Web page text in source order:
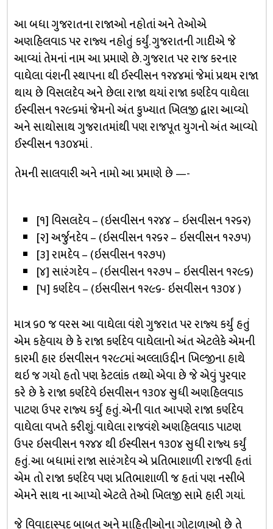
આ બધા ગુજરાતના રાજાઓ નહોતાં અને તેઓએ
અણહિલવાડ પર રાજ્ય નહોતું કર્યું. ગુજરાતની ગાદીએ જે
આવ્યાં તેમનાં નામ આ પ્રમાણે છે. ગુજરાત પર રાજ કરનાર
વાઘેલા વંશની સ્થાપના થી ઈસ્વીસન ૧૨૪૪માં જેમાં પ્રથમ રાજા
થાય છે વિસલદેવ અને છેલા રાજા થયાં રાજા કર્ણદેવ વાઘેલા
ઈસ્વીસન ૧૨૯૬માં જેમનો અંત કુખ્યાત ખિલજી દ્વારા આવ્યો
અને સાથોસાથ ગુજરાતમાંથી પણ રાજપૂત યુગનો અંત આવ્યો
ઈસ્વીસન ૧૩૦૪માં .
તેમની સાલવારી અને નામો આ પ્રમાણે છે —-
[૧] વિસલદેવ – (ઇસવીસન ૧૨૪૪ – ઇસવીસન ૧૨૬૨)
[૨] અર્જુનદેવ – (ઇસવીસન ૧૨૬૨ – ઇસવીસન ૧૨૭૫)
[૩] રામદેવ – (ઇસવીસન ૧૨૭૫)
[૪] સારંગદેવ – (ઇસવીસન ૧૨૭૫ – ઇસવીસન ૧૨૯૬)
[૫] કર્ણદેવ – (ઇસવીસન ૧૨૯૬- ઇસવીસન ૧૩૦૪ )
માત્ર ૬૦ જ વરસ આ વાઘેલા વંશે ગુજરાત પર રાજ્ય કર્યું હતું
એમ કહેવાય છે કે રાજા કર્ણદેવ વાઘેલાનો અંત એટલેકે એમની
કારમી હાર ઇસવીસન ૧૨૯૮માં અલ્લાઉદ્દીન ખિલ્જીના હાથે
થઇ જ ગયો હતો પણ કેટલાંક તથ્યો એવા છે જે એવું પુરવાર
કરે છે કે રાજા કર્ણદેવે ઇસવીસન ૧૩૦૪ સુધી અણહિલવાડ
પાટણ ઉપર રાજ્ય કર્યું હતું. એની વાત આપણે રાજા કર્ણદેવ
વાઘેલા વખતે કરીશું. વાઘેલા રાજવંશે અણહિલવાડ પાટણ
ઉપર ઇસવીસન ૧૨૪૪ થી ઈસ્વીસન ૧૩૦૪ સુધી રાજ્ય કર્યું
હતું. આ બધામાં રાજા સારંગદેવ એ પ્રતિભાશાળી રાજવી હતાં
એમ તો રાજા કર્ણદેવ પણ પ્રતિભાશાળી જ હતાં પણ નસીબે
એમને સાથ ના આપ્યો એટલે તેઓ ખિલજી સામે હારી ગયાં.
જે વિવાદાસ્પદ બાબત અને માહિતીઓના ગોટાળાઓ છે તે